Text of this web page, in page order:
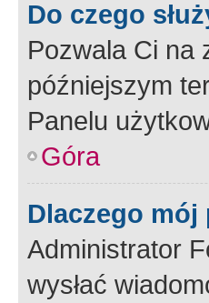
Do czego
Pozwala Ci na
późniejszym
Panelu
Góra
Dlaczego
Administrator
wysłać